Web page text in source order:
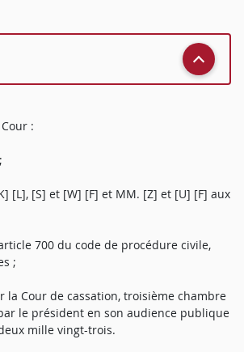
Cour :
[L], [S] et [W] [F] et MM. [Z] et [U] [F] aux
700 du code de procédure civile,
;
la Cour de cassation, troisième chambre
le président en son audience publique
mille vingt-trois.